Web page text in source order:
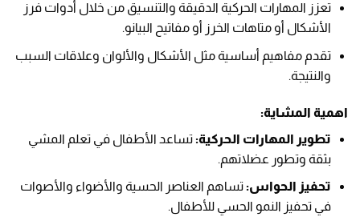
تعزز المهارات الحركية الدقيقة والتنسيق من خلال أدوات فرز
الأشكال أو متاهات الخرز أو مفاتيح البيانو.
تقدم مفاهيم أساسية مثل الأشكال والألوان وعلاقات السبب
والنتيجة.
اهمية المشاية:
تطوير المهارات الحركية: تساعد الأطفال في تعلم المشي
بثقة وتطور عضلاتهم.
تحفيز الحواس: تساهم العناصر الحسية والأضواء والأصوات
في تحفيز النمو الحسي للأطفال.